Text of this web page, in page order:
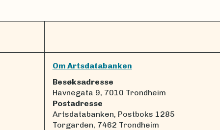
Om Artsdatabanken
Besøksadresse
Havnegata 9, 7010 Trondheim
Postadresse
Artsdatabanken, Postboks 1285
Torgarden, 7462 Trondheim